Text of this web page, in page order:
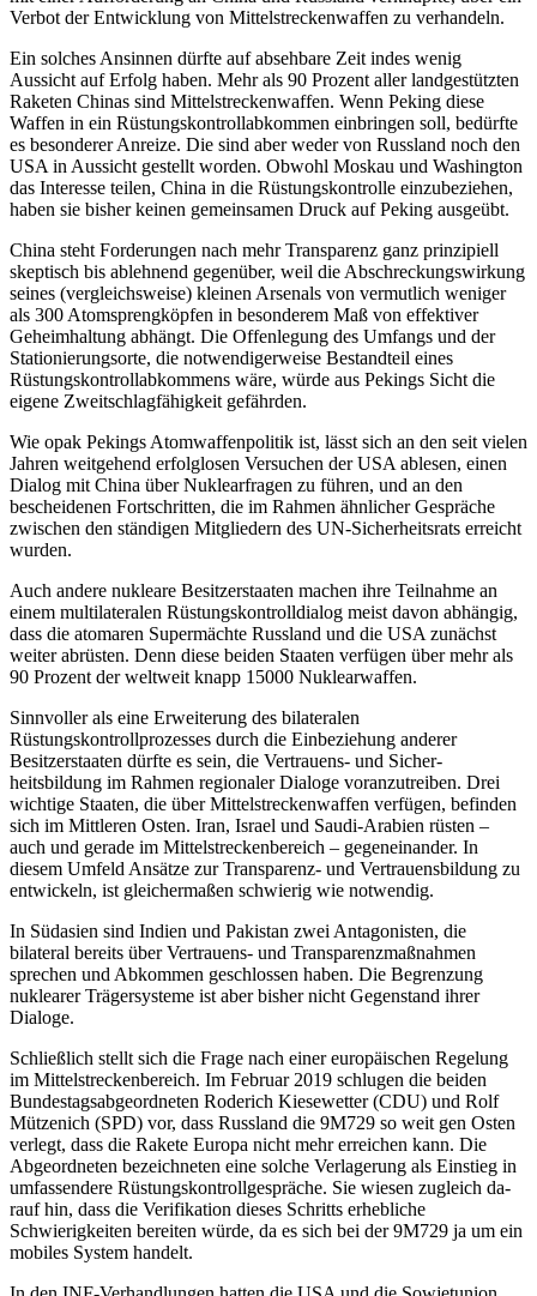
Verbot der Entwicklung von Mittelstreckenwaffen zu verhandeln.
Ein solches Ansinnen dürfte auf absehbare Zeit indes wenig
Aussicht auf Erfolg haben. Mehr als 90 Prozent aller land­gestütz­ten
Raketen Chinas sind Mittel­streckenwaffen. Wenn Peking diese
Waffen in ein Rüstungs­kontrollabkommen ein­brin­gen soll, bedürfte
es besonderer Anreize. Die sind aber weder von Russland noch den
USA in Aussicht gestellt worden. Obwohl Moskau und Washington
das Interesse tei­len, China in die Rüstungskontrolle ein­zu­beziehen,
haben sie bisher keinen gemeinsamen Druck auf Peking ausgeübt.
China steht Forderungen nach mehr Transparenz ganz prinzipiell
skeptisch bis ableh­nend gegenüber, weil die Ab­schre­ckungswirkung
seines (vergleichs­weise) kleinen Arsenals von vermutlich weniger
als 300 Atomsprengköpfen in besonderem Maß von effektiver
Geheimhaltung abhängt. Die Offenlegung des Umfangs und der
Sta­tionierungsorte, die notwendigerweise Be­standteil eines
Rüstungskontrollabkom­mens wäre, würde aus Pekings Sicht die
eigene Zweitschlagfähigkeit gefährden.
Wie opak Pekings Atomwaffenpolitik ist, lässt sich an den seit vielen
Jahren weit­gehend erfolglosen Versuchen der USA ab­lesen, einen
Dialog mit China über Nuklear­fragen zu führen, und an den
bescheidenen Fortschritten, die im Rahmen ähnlicher Ge­spräche
zwischen den ständigen Mitglie­dern des UN-Sicherheitsrats erreicht
wurden.
Auch andere nukleare Besitzerstaaten machen ihre Teilnahme an
einem multi­lateralen Rüstungskontrolldialog meist da­von abhängig,
dass die atomaren Supermächte Russland und die USA zunächst
weiter abrüsten. Denn diese beiden Staaten verfügen über mehr als
90 Prozent der welt­weit knapp 1 5000 Nuklearwaffen.
Sinnvoller als eine Erweiterung des bi­lateralen
Rüstungskontrollprozesses durch die Einbeziehung anderer
Besitzerstaaten dürfte es sein, die Vertrauens- und Sicher­
heitsbildung im Rahmen regionaler Dialoge voranzutreiben. Drei
wichtige Staaten, die über Mittelstreckenwaffen verfügen, befin­den
sich im Mittleren Osten. Iran, Israel und Saudi-Arabien rüsten –
auch und gerade im Mittelstreckenbereich – gegeneinander. In
diesem Umfeld Ansätze zur Transparenz- und Vertrauensbildung zu
entwickeln, ist gleichermaßen schwierig wie notwendig.
In Südasien sind Indien und Pakistan zwei Antagonisten, die
bilateral bereits über Vertrauens- und Transparenzmaßnah­men
sprechen und Abkommen geschlossen haben. Die Begrenzung
nuklearer Trägersysteme ist aber bisher nicht Gegenstand ihrer
Dialoge.
Schließlich stellt sich die Frage nach einer europäischen Regelung
im Mittel­streckenbereich. Im Februar 2019 schlugen die beiden
Bundestagsabgeordneten Rode­rich Kiesewetter (CDU) und Rolf
Mützenich (SPD) vor, dass Russland die 9M729 so weit gen Osten
verlegt, dass die Rakete Europa nicht mehr erreichen kann. Die
Abgeordne­ten bezeichneten eine solche Verlagerung als Einstieg in
umfassendere Rüstungs­kontrollgespräche. Sie wiesen zugleich da­
rauf hin, dass die Verifikation dieses Schritts erheb­liche
Schwierigkeiten berei­ten würde, da es sich bei der 9M729 ja um ein
mobiles System handelt.